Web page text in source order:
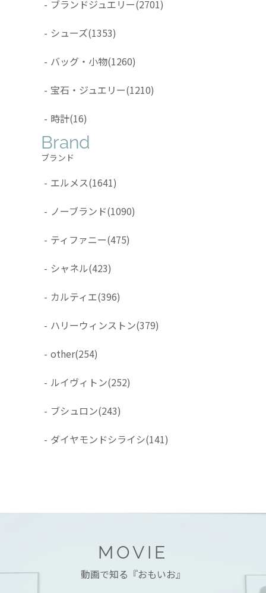
- ブランドジュエリー(2701)
- シューズ(1353)
- バッグ・小物(1260)
- 宝石・ジュエリー(1210)
- 時計(16)
Brand
ブランド
- エルメス(1641)
- ノーブランド(1090)
- ティファニー(475)
- シャネル(423)
- カルティエ(396)
- ハリーウィンストン(379)
- other(254)
- ルイヴィトン(252)
- ブシュロン(243)
- ダイヤモンドシライシ(141)
MOVIE
動画で知る『おもいお』